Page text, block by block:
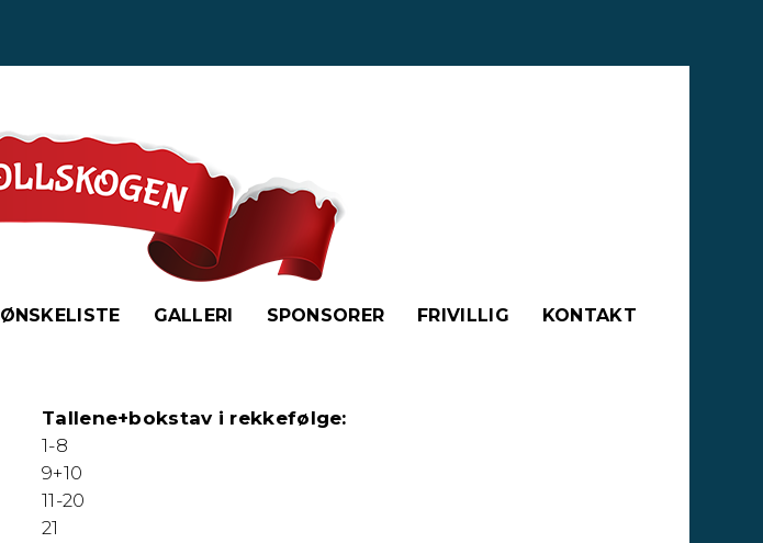
ØNSKELISTE GALLERI SPONSORER FRIVILLIG KONTAKT
Tallene+bokstav i rekkefølge:
1-8
9+10
11-20
21